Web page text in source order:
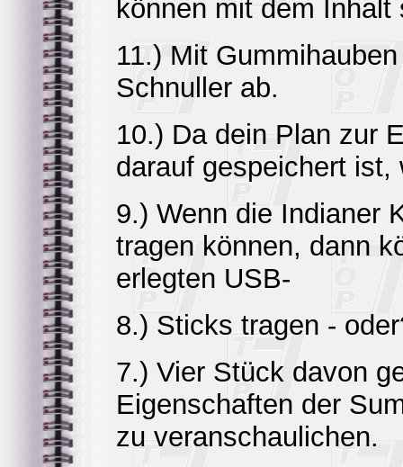
können mit dem
11.) Mit
Schnuller ab.
10.) Da dein Plan zur
darauf gespeichert
9.) Wenn die Indianer
tragen können, dann
erlegten USB-
8.) Sticks tragen -
7.) Vier Stück davon
Eigenschaften der
zu veranschaulichen.